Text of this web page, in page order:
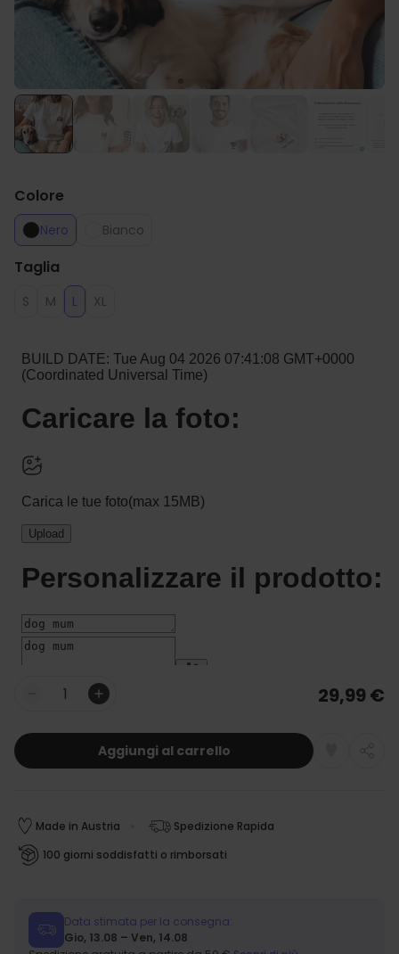
Copertina Personalizzata con
Faccia
39,99 €
Colore
Nero Bianco
Taglia
S M L XL
Quantità 29,99 €
Aggiungi al carrello
Made in Austria
Spedizione Rapida
100 giorni soddisfatti o rimborsati
Data stimata per la consegna:
Gio, 13.08 – Ven, 14.08